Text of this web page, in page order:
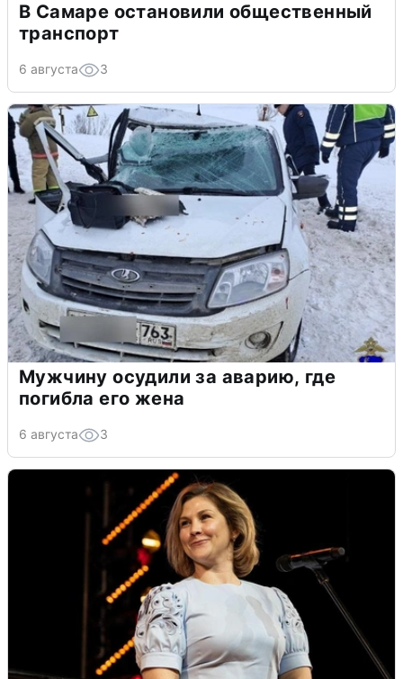
В Самаре остановили общественный
транспорт
6 августа 3
Мужчину осудили за аварию, где
погибла его жена
6 августа 3